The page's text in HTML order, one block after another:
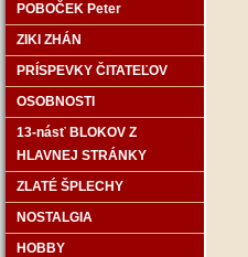
POBOČEK Peter
ZIKI ZHÁN
PRÍSPEVKY ČITATEĽOV
OSOBNOSTI
13-násť BLOKOV Z
HLAVNEJ STRÁNKY
ZLATÉ ŠPLECHY
NOSTALGIA
HOBBY